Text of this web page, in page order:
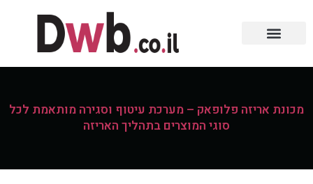
מכונת אריזה פלופאק – מערכת עיטוף וסגירה מותאמת לכל
סוגי המוצרים בתהליך האריזה